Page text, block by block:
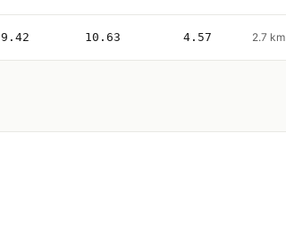
9.42 10.63 4.57 2.7 km